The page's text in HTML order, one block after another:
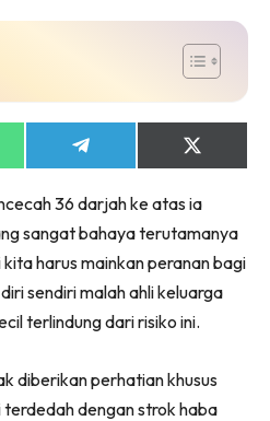
dengan
Sekarang
diterima. Terima kasih!
sekarang!
Share
on
Share
on
(Twitter)
36 darjah ke atas ia
sangat bahaya terutamanya
harus mainkan peranan bagi
sendiri malah ahli keluarga
terlindung dari risiko ini.
diberikan perhatian khusus
dengan strok haba